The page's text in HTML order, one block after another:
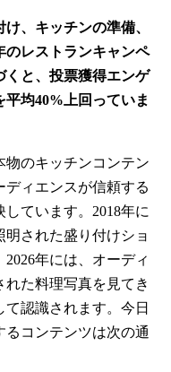
、キッチンの準備、
レストランキャンペ
くと、投票獲得エンゲ
均40%上回っていま
物のキッチンコンテン
ィエンスが信頼する
ています。2018年に
された盛り付けショ
年には、オーディ
た料理写真を見てき
認識されます。今日
コンテンツは次の通